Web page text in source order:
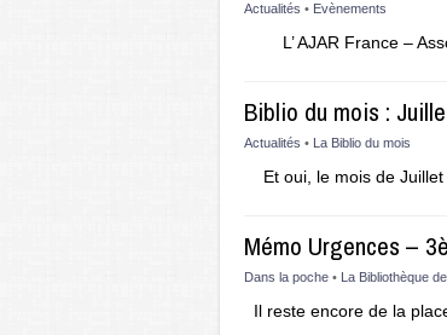
Actualités • Evènements
L’ AJAR France –
Biblio du mois :
Actualités • La Biblio du mois
Et oui, le mois de Juillet
Mémo Urgences –
Dans la poche • La Bibliothèque
Il reste encore de la